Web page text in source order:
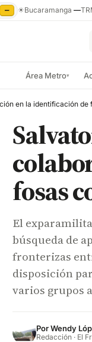
— ☀Bucaramanga—
Área Metro▾
fosas
El
búsqueda de
fronterizas
disposición
varios grupos
PorWendy
Redacción · El